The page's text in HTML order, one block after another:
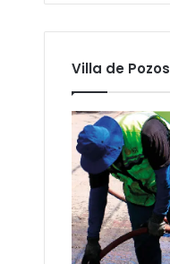
Villa de Pozos